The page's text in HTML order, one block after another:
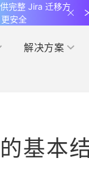
完整 Jira 迁移方
安全
国内率先覆盖 OKR
具 解决方案
具
发现最新的产品
解洞察
具
基本